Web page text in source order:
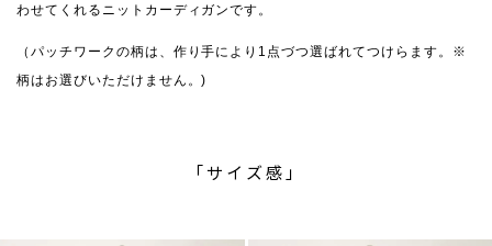
わせてくれるニットカーディガンです。
（パッチワークの柄は、作り手により1点づつ選ばれてつけらます。※
柄はお選びいただけません。)
「サイズ感」